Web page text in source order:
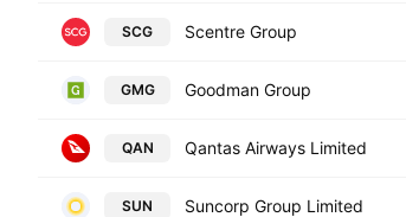
SCG Scentre Group
GMG Goodman Group
QAN Qantas Airways Limited
SUN Suncorp Group Limited